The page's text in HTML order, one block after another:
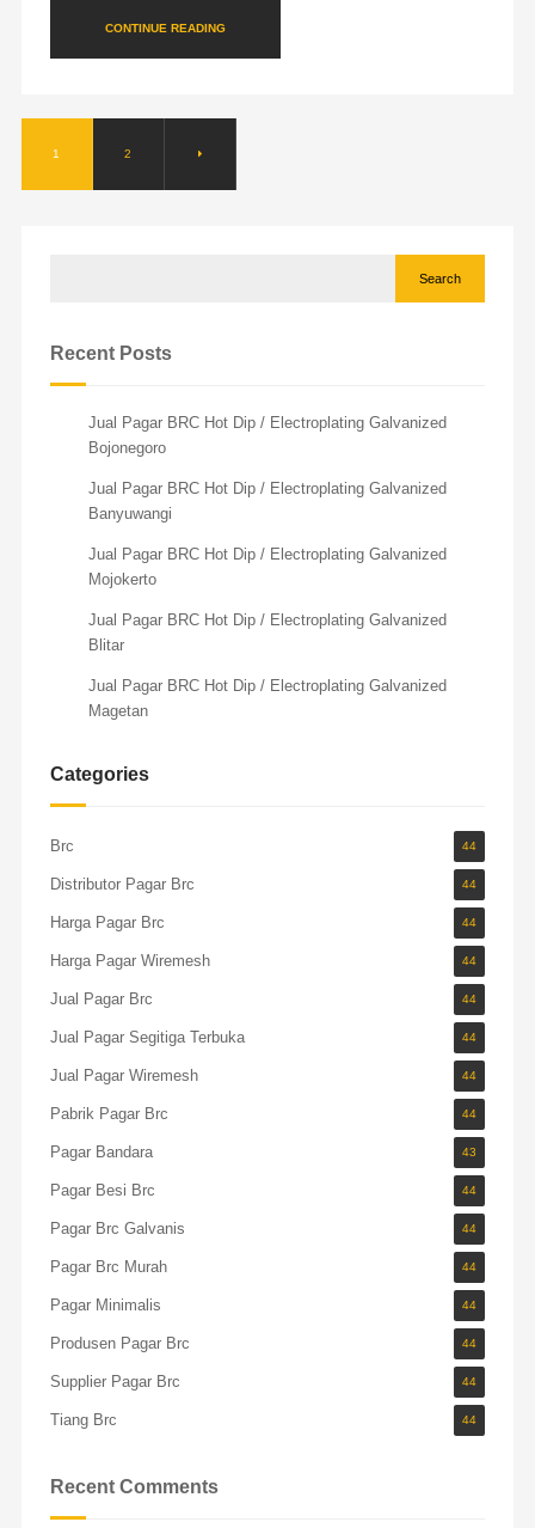
CONTINUE READING
1 2
Search
Recent Posts
Jual Pagar BRC Hot Dip / Electroplating Galvanized
Bojonegoro
Jual Pagar BRC Hot Dip / Electroplating Galvanized
Banyuwangi
Jual Pagar BRC Hot Dip / Electroplating Galvanized
Mojokerto
Jual Pagar BRC Hot Dip / Electroplating Galvanized
Blitar
Jual Pagar BRC Hot Dip / Electroplating Galvanized
Magetan
Categories
Brc 44
Distributor Pagar Brc 44
Harga Pagar Brc 44
Harga Pagar Wiremesh 44
Jual Pagar Brc 44
Jual Pagar Segitiga Terbuka 44
Jual Pagar Wiremesh 44
Pabrik Pagar Brc 44
Pagar Bandara 43
Pagar Besi Brc 44
Pagar Brc Galvanis 44
Pagar Brc Murah 44
Pagar Minimalis 44
Produsen Pagar Brc 44
Supplier Pagar Brc 44
Tiang Brc 44
Recent Comments